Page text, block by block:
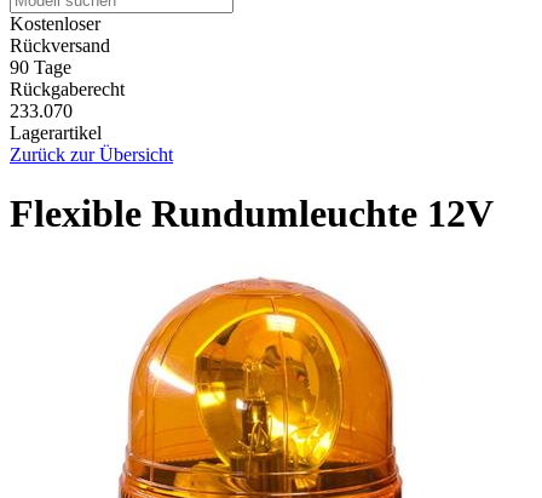
Kostenloser
Rückversand
90 Tage
Rückgaberecht
233.070
Lagerartikel
Zurück zur Übersicht
Flexible Rundumleuchte 12V